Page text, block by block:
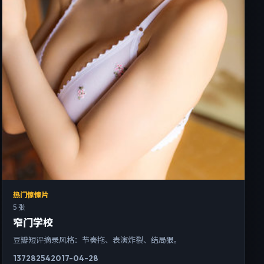
热门惊悚片
5 张
窄门学校
豆瓣短评摘录风格：节奏拖、表演炸裂、结局狠。
137282542017-04-28